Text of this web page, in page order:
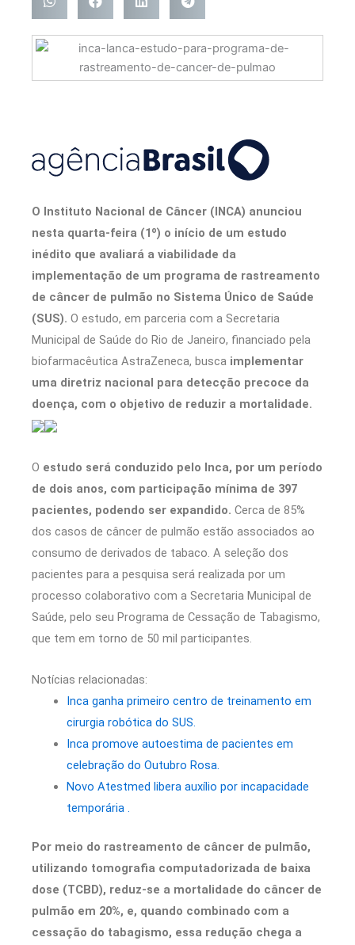
O Instituto Nacional de Câncer (INCA) anunciou
nesta quarta-feira (1º) o início de um estudo
inédito que avaliará a viabilidade da
implementação de um programa de rastreamento
de câncer de pulmão no Sistema Único de Saúde
(SUS). O estudo, em parceria com a Secretaria
Municipal de Saúde do Rio de Janeiro, financiado pela
biofarmacêutica AstraZeneca, busca implementar
uma diretriz nacional para detecção precoce da
doença, com o objetivo de reduzir a mortalidade.
O estudo será conduzido pelo Inca, por um período
de dois anos, com participação mínima de 397
pacientes, podendo ser expandido. Cerca de 85%
dos casos de câncer de pulmão estão associados ao
consumo de derivados de tabaco. A seleção dos
pacientes para a pesquisa será realizada por um
processo colaborativo com a Secretaria Municipal de
Saúde, pelo seu Programa de Cessação de Tabagismo,
que tem em torno de 50 mil participantes.
Notícias relacionadas:
Inca ganha primeiro centro de treinamento em
cirurgia robótica do SUS.
Inca promove autoestima de pacientes em
celebração do Outubro Rosa.
Novo Atestmed libera auxílio por incapacidade
temporária .
Por meio do rastreamento de câncer de pulmão,
utilizando tomografia computadorizada de baixa
dose (TCBD), reduz-se a mortalidade do câncer de
pulmão em 20%, e, quando combinado com a
cessação do tabagismo, essa redução chega a